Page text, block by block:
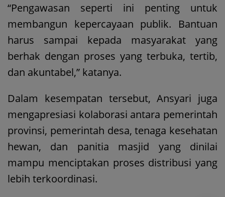
“Pengawasan seperti ini penting untuk
membangun kepercayaan publik. Bantuan
harus sampai kepada masyarakat yang
berhak dengan proses yang terbuka, tertib,
dan akuntabel,” katanya.
Dalam kesempatan tersebut, Ansyari juga
mengapresiasi kolaborasi antara pemerintah
provinsi, pemerintah desa, tenaga kesehatan
hewan, dan panitia masjid yang dinilai
mampu menciptakan proses distribusi yang
lebih terkoordinasi.